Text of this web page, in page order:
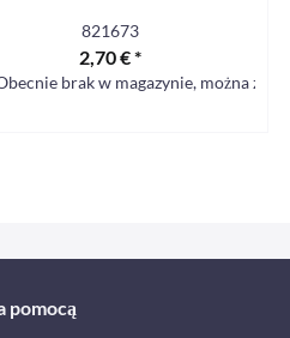
821673
2,70 € *
brak w magazynie, można
pomocą